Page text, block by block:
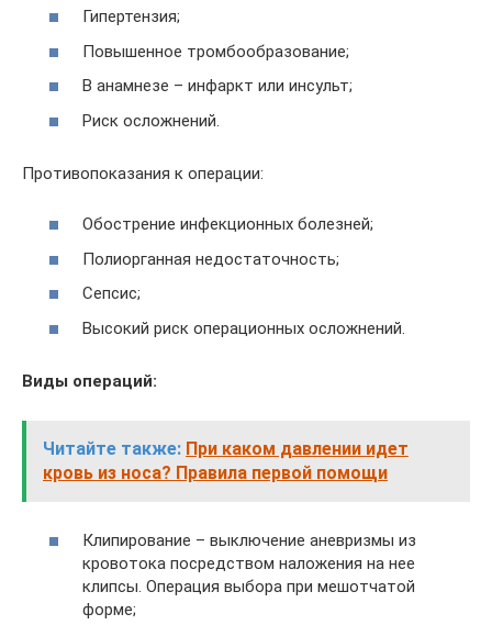
Гипертензия;
Повышенное тромбообразование;
В анамнезе – инфаркт или инсульт;
Риск осложнений.
Противопоказания к операции:
Обострение инфекционных болезней;
Полиорганная недостаточность;
Сепсис;
Высокий риск операционных осложнений.
Виды операций:
Читайте также: При каком давлении идет
кровь из носа? Правила первой помощи
Клипирование – выключение аневризмы из
кровотока посредством наложения на нее
клипсы. Операция выбора при мешотчатой
форме;